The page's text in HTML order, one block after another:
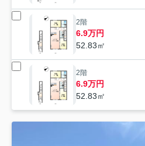
2階
6.9万円
52.83㎡
2階
6.9万円
52.83㎡